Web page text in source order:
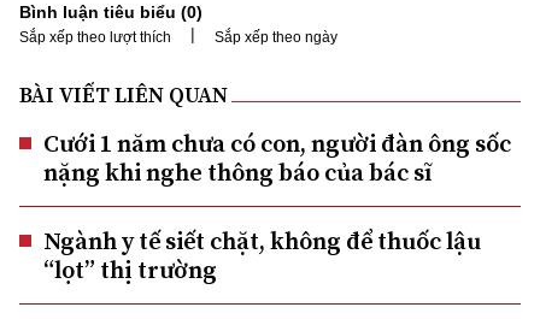
Bình luận tiêu biểu (0)
Sắp xếp theo lượt thích | Sắp xếp theo ngày
BÀI VIẾT LIÊN QUAN
Cưới 1 năm chưa có con, người đàn ông sốc
nặng khi nghe thông báo của bác sĩ
Ngành y tế siết chặt, không để thuốc lậu
“lọt” thị trường